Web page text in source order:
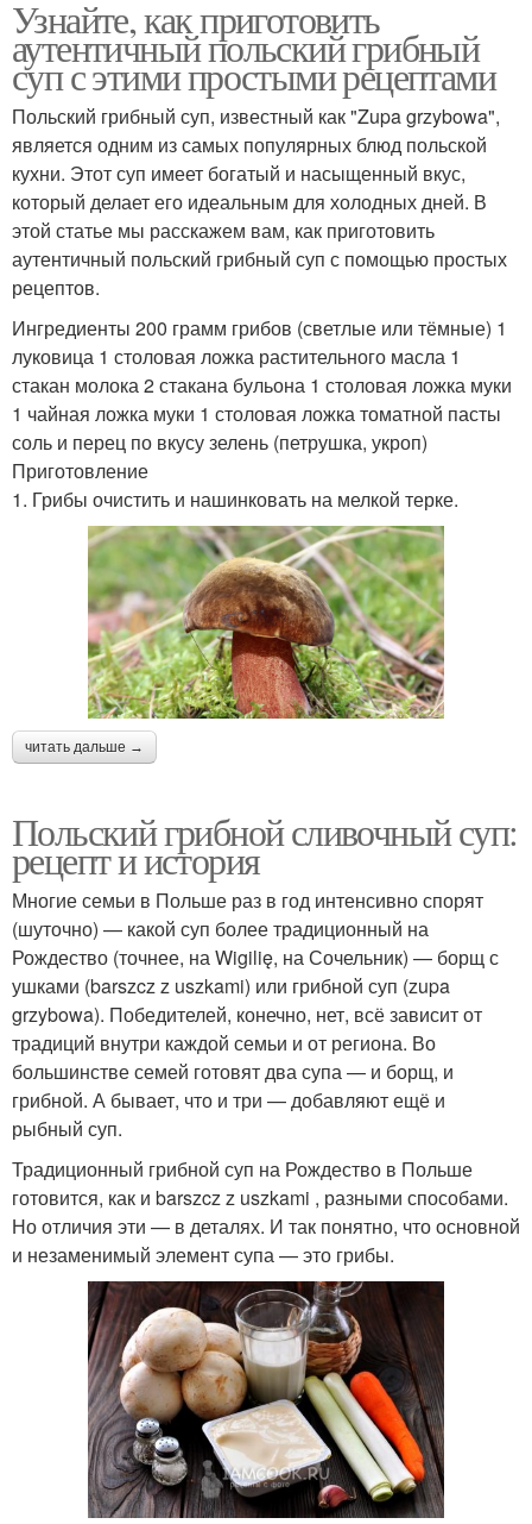
Узнайте, как приготовить
аутентичный польский грибный
суп с этими простыми рецептами
Польский грибный суп, известный как "Zupa grzybowa",
является одним из самых популярных блюд польской
кухни. Этот суп имеет богатый и насыщенный вкус,
который делает его идеальным для холодных дней. В
этой статье мы расскажем вам, как приготовить
аутентичный польский грибный суп с помощью простых
рецептов.
Ингредиенты 200 грамм грибов (светлые или тёмные) 1
луковица 1 столовая ложка растительного масла 1
стакан молока 2 стакана бульона 1 столовая ложка муки
1 чайная ложка муки 1 столовая ложка томатной пасты
соль и перец по вкусу зелень (петрушка, укроп)
Приготовление
1. Грибы очистить и нашинковать на мелкой терке.
читать дальше →
Польский грибной сливочный суп:
рецепт и история
Многие семьи в Польше раз в год интенсивно спорят
(шуточно) — какой суп более традиционный на
Рождество (точнее, на Wigilię, на Сочельник) — борщ с
ушками (barszcz z uszkami) или грибной суп (zupa
grzybowa). Победителей, конечно, нет, всё зависит от
традиций внутри каждой семьи и от региона. Во
большинстве семей готовят два супа — и борщ, и
грибной. А бывает, что и три — добавляют ещё и
рыбный суп.
Традиционный грибной суп на Рождество в Польше
готовится, как и barszcz z uszkami , разными способами.
Но отличия эти — в деталях. И так понятно, что основной
и незаменимый элемент супа — это грибы.